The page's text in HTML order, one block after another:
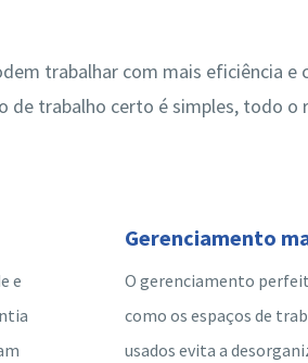
trabalhar com mais eficiência e
de trabalho certo é simples, todo o
e
Gerenciamento
O gerenciamento
como os espaços de
usados ​​evita a